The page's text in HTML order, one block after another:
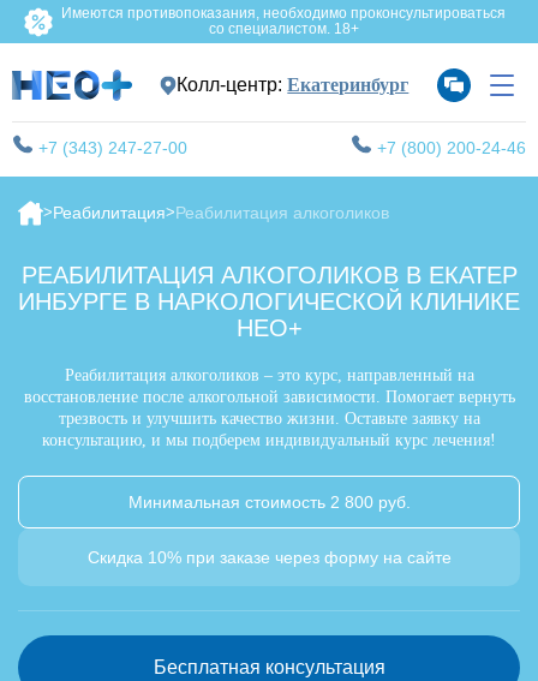
Имеются противопоказания, необходимо проконсультироваться
со специалистом. 18+
Колл-центр:Екатеринбург
+7 (343) 247-27-00 +7 (800) 200-24-46
Реабилитация Реабилитация алкоголиков
РЕАБИЛИТАЦИЯ АЛКОГОЛИКОВ В ЕКАТЕР
ИНБУРГЕ В НАРКОЛОГИЧЕСКОЙ КЛИНИКЕ
НЕО+
Реабилитация алкоголиков – это курс, направленный на
восстановление после алкогольной зависимости. Помогает вернуть
трезвость и улучшить качество жизни. Оставьте заявку на
консультацию, и мы подберем индивидуальный курс лечения!
Минимальная стоимость 2 800 руб.
Скидка 10% при заказе через форму на сайте
Бесплатная консультация